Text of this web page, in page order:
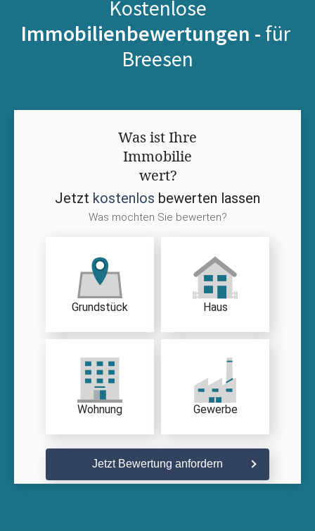
Kostenlose
Immobilienbewertungen - für
Breesen
Was ist Ihre
Immobilie
wert?
Jetzt kostenlos bewerten lassen
Was möchten Sie bewerten?
Grundstück Haus
Wohnung Gewerbe
Jetzt Bewertung anfordern